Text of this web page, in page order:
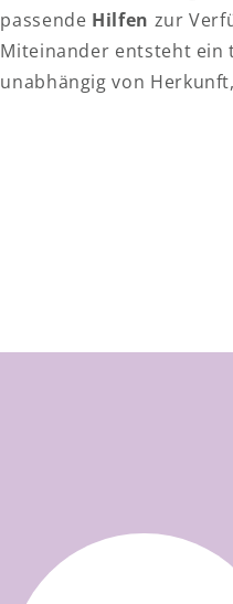
passende Hilfen zur
Miteinander entsteht ein
unabhängig von